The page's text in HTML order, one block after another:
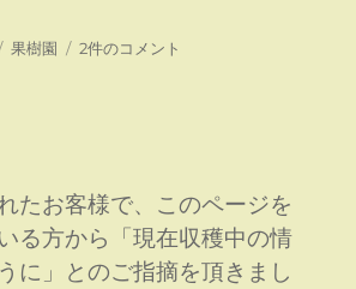
カ
果樹園
類
意？
の
2件のコメント
たお客様で、このページを
る方から「現在収穫中の情
に」とのご指摘を頂きまし